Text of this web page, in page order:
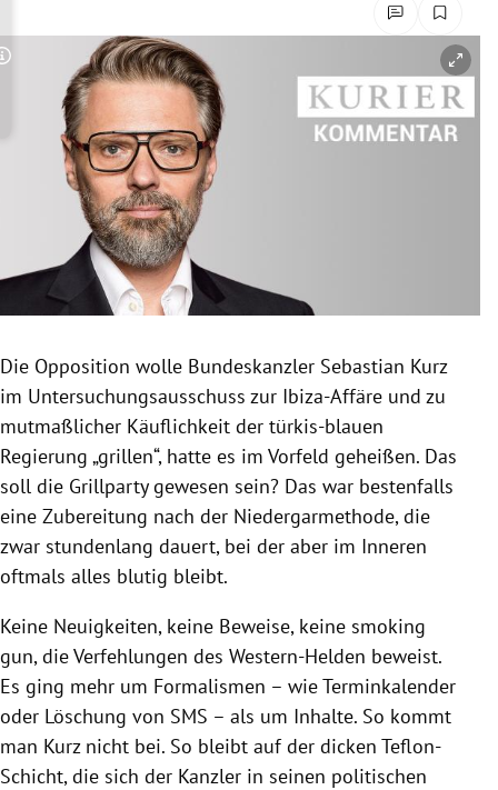
Untermenü
Untermenü
Untermenü
Untermenü
Untermenü
Untermenü
Untermenü
Copyright-Hinweis öffnen/schließen
Die Opposition wolle Bundeskanzler Sebastian Kurz
im Untersuchungsausschuss zur Ibiza-Affäre und zu
mutmaßlicher Käuflichkeit der türkis-blauen
Regierung „grillen“, hatte es im Vorfeld geheißen. Das
soll die Grillparty gewesen sein? Das war bestenfalls
eine Zubereitung nach der Niedergarmethode, die
zwar stundenlang dauert, bei der aber im Inneren
oftmals alles blutig bleibt.
Keine Neuigkeiten, keine Beweise, keine smoking
gun, die Verfehlungen des Western-Helden beweist.
Es ging mehr um Formalismen – wie Terminkalender
oder Löschung von SMS – als um Inhalte. So kommt
man Kurz nicht bei. So bleibt auf der dicken Teflon-
Schicht, die sich der Kanzler in seinen politischen